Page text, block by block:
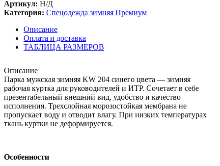
Артикул: Н/Д
Категория: Спецодежда зимняя Премиум
Описание
Оплата и доставка
ТАБЛИЦА РАЗМЕРОВ
Описание
Парка мужская зимняя KW 204 синего цвета — зимняя
рабочая куртка для руководителей и ИТР. Сочетает в себе
презентабельный внешний вид, удобство и качество
исполнения. Трехслойная морозостойкая мембрана не
пропускает воду и отводит влагу. При низких температурах
ткань куртки не деформируется.
Особенности